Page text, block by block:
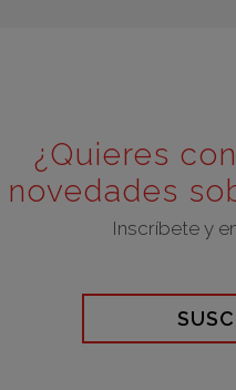
¿Quieres
novedades
Inscríbete y